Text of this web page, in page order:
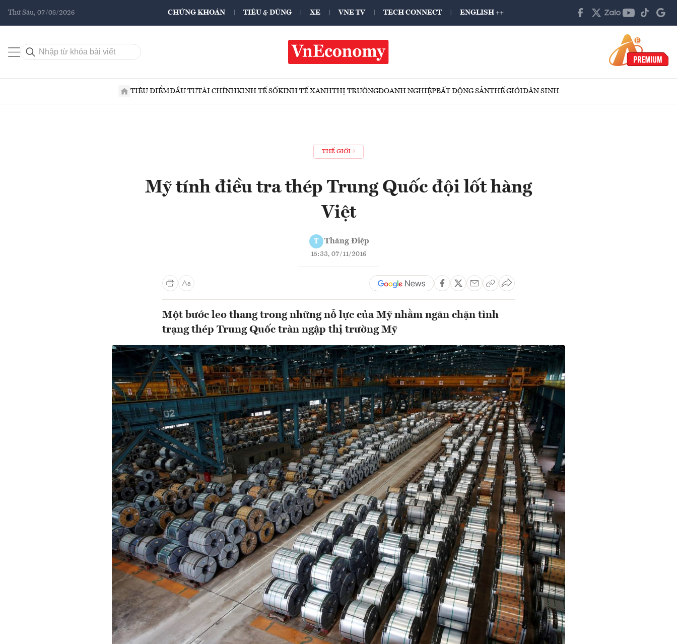
Thứ Sáu, 07/08/2026 CHỨNG KHOÁN TIÊU & DÙNG XE VNE TV TECH CONNECT ENGLISH ++
TIÊU ĐIỂMĐẦU TƯTÀI CHÍNHKINH TẾ SỐKINH TẾ XANHTHỊ TRƯỜNGDOANH NGHIỆPBẤT ĐỘNG SẢNTHẾ GIỚIDÂN SINH
THẾ GIỚI
Mỹ tính điều tra thép Trung Quốc đội lốt hàng
Việt
T Thăng Điệp
15:33, 07/11/2016
Một bước leo thang trong những nỗ lực của Mỹ nhằm ngăn chặn tình
trạng thép Trung Quốc tràn ngập thị trường Mỹ